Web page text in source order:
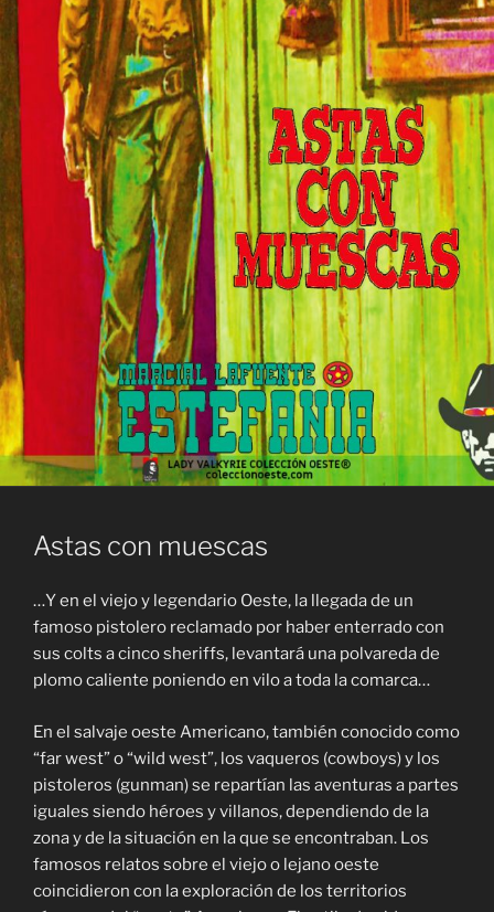
Astas con muescas
…Y en el viejo y legendario Oeste, la llegada de un
famoso pistolero reclamado por haber enterrado con
sus colts a cinco sheriffs, levantará una polvareda de
plomo caliente poniendo en vilo a toda la comarca…
En el salvaje oeste Americano, también conocido como
“far west” o “wild west”, los vaqueros (cowboys) y los
pistoleros (gunman) se repartían las aventuras a partes
iguales siendo héroes y villanos, dependiendo de la
zona y de la situación en la que se encontraban. Los
famosos relatos sobre el viejo o lejano oeste
coincidieron con la exploración de los territorios